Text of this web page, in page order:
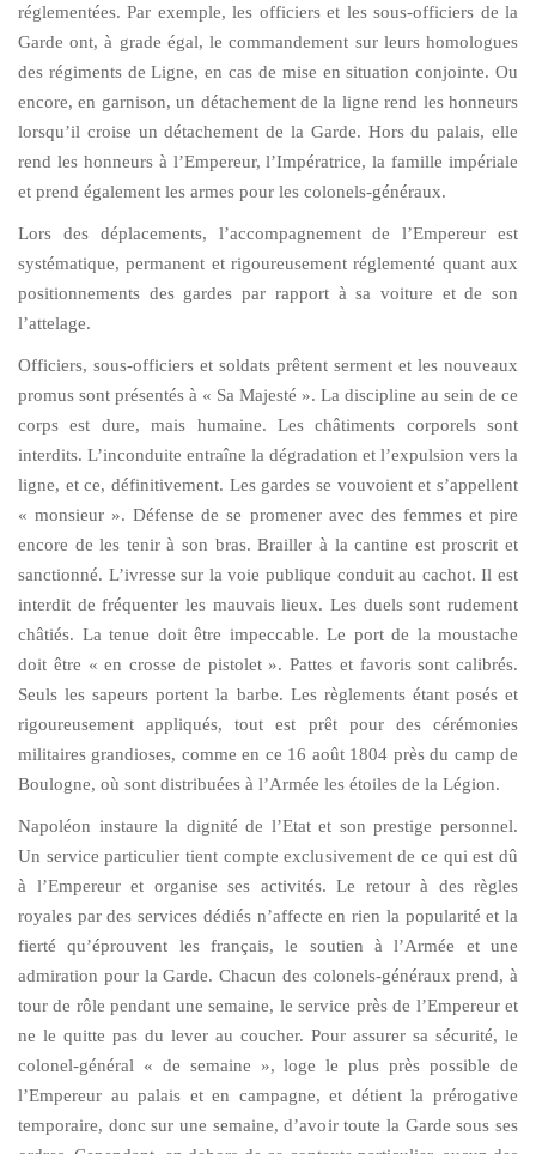
réglementées. Par exemple, les officiers et les sous-officiers de la
Garde ont, à grade égal, le commandement sur leurs homologues
des régiments de Ligne, en cas de mise en situation conjointe. Ou
encore, en garnison, un détachement de la ligne rend les honneurs
lorsqu’il croise un détachement de la Garde. Hors du palais, elle
rend les honneurs à l’Empereur, l’Impératrice, la famille impériale
et prend également les armes pour les colonels-généraux.
Lors des déplacements, l’accompagnement de l’Empereur est
systématique, permanent et rigoureusement réglementé quant aux
positionnements des gardes par rapport à sa voiture et de son
l’attelage.
Officiers, sous-officiers et soldats prêtent serment et les nouveaux
promus sont présentés à « Sa Majesté ». La discipline au sein de ce
corps est dure, mais humaine. Les châtiments corporels sont
interdits. L’inconduite entraîne la dégradation et l’expulsion vers la
ligne, et ce, définitivement. Les gardes se vouvoient et s’appellent
« monsieur ». Défense de se promener avec des femmes et pire
encore de les tenir à son bras. Brailler à la cantine est proscrit et
sanctionné. L’ivresse sur la voie publique conduit au cachot. Il est
interdit de fréquenter les mauvais lieux. Les duels sont rudement
châtiés. La tenue doit être impeccable. Le port de la moustache
doit être « en crosse de pistolet ». Pattes et favoris sont calibrés.
Seuls les sapeurs portent la barbe. Les règlements étant posés et
rigoureusement appliqués, tout est prêt pour des cérémonies
militaires grandioses, comme en ce 16 août 1804 près du camp de
Boulogne, où sont distribuées à l’Armée les étoiles de la Légion.
Napoléon instaure la dignité de l’Etat et son prestige personnel.
Un service particulier tient compte exclusivement de ce qui est dû
à l’Empereur et organise ses activités. Le retour à des règles
royales par des services dédiés n’affecte en rien la popularité et la
fierté qu’éprouvent les français, le soutien à l’Armée et une
admiration pour la Garde. Chacun des colonels-généraux prend, à
tour de rôle pendant une semaine, le service près de l’Empereur et
ne le quitte pas du lever au coucher. Pour assurer sa sécurité, le
colonel-général « de semaine », loge le plus près possible de
l’Empereur au palais et en campagne, et détient la prérogative
temporaire, donc sur une semaine, d’avoir toute la Garde sous ses